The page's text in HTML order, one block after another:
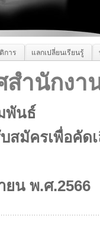
การ แลกเปลี่ยนเรียนรู้
สำนักงา
พันธ์
บสมัครเพื่อคั
ยน พ.ศ.2566